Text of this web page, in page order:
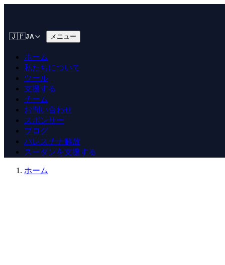
🇯🇵JA メニュー
ホーム
私たちについて
ツール
支援する
チーム
お問い合わせ
スポンサー
ブログ
パレスチナ解放
スーダンを支援する
ホーム